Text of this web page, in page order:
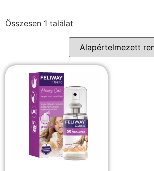
Összesen 1 találat